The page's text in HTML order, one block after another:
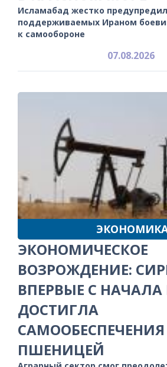
Исламабад жестко предупредил
поддерживаемых Ираном
к самообороне
07.08.2026
ЭКОНОМИЧЕСКОЕ
ВОЗРОЖДЕНИЕ:
ВПЕРВЫЕ С
ДОСТИГЛА
САМООБЕСПЕЧЕНИЯ
ПШЕНИЦЕЙ